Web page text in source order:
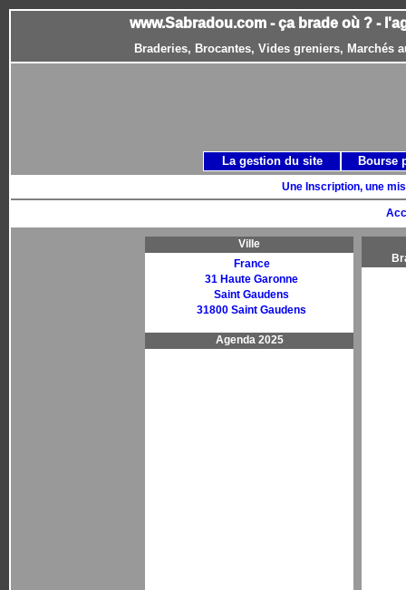
www.Sabradou.com - ça brade où ? -
Braderies, Brocantes, Vides greniers, Marchés
Une Inscription, une
Ville
France
31 Haute Garonne
Saint Gaudens
31800 Saint Gaudens
Agenda 2025
La gestion du site Bourse